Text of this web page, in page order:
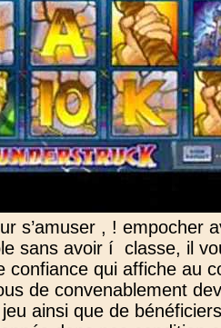
s’amuser , ! empocher
sans avoir í classe, il
confiance qui affiche au
de convenablement
ainsi que de